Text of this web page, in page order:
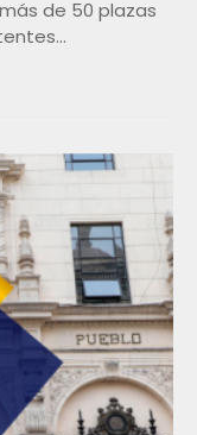
de 50 plazas